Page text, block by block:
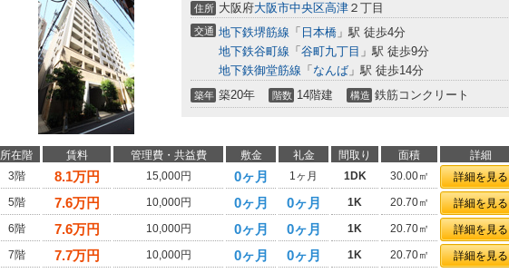
住所 大阪府大阪市中央区高津 ２丁目
交通 地下鉄堺筋線 「 日本橋 」駅 徒歩4分
地下鉄谷町線 「 谷町九丁目 」駅 徒歩9分
地下鉄御堂筋線 「 なんば 」駅 徒歩14分
築年 築20年 階数 14階建 構造 鉄筋コンクリート
所在階 賃料 管理費・共益費 敷金 礼金 間取り 面積 詳細
3階
8.1万円 15,000円 0ヶ月 1ヶ月 1DK 30.00㎡ 詳細を見る
5階
7.6万円 10,000円 0ヶ月 0ヶ月 1K 20.70㎡ 詳細を見る
6階
7.6万円 10,000円 0ヶ月 0ヶ月 1K 20.70㎡ 詳細を見る
7階
7.7万円 10,000円 0ヶ月 0ヶ月 1K 20.70㎡ 詳細を見る